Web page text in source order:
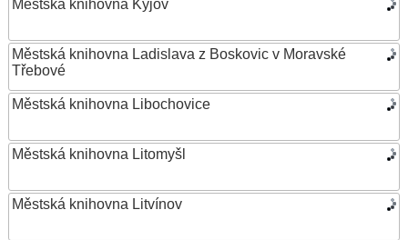
Městská knihovna Kyjov
Městská knihovna Ladislava z Boskovic v Moravské
Třebové
Městská knihovna Libochovice
Městská knihovna Litomyšl
Městská knihovna Litvínov